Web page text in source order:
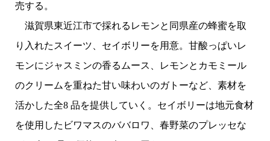
売する。
滋賀県東近江市で採れるレモンと同県産の蜂蜜を取
り入れたスイーツ、セイボリーを用意。甘酸っぱいレ
モンにジャスミンの香るムース、レモンとカモミール
のクリームを重ねた甘い味わいのガトーなど、素材を
活かした全8 品を提供していく。セイボリーは地元食材
を使用したビワマスのババロワ、春野菜のプレッセな